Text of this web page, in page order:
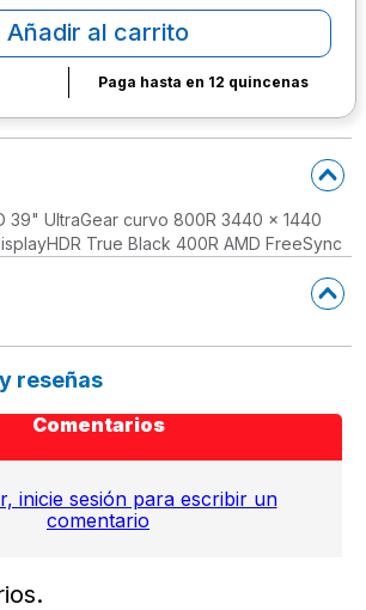
Añadir al carrito
Paga hasta en 12 quincenas
39" UltraGear curvo 800R 3440 x 1440
True Black 400R AMD FreeSync
reseñas
Comentarios
inicie sesión para escribir un
comentario